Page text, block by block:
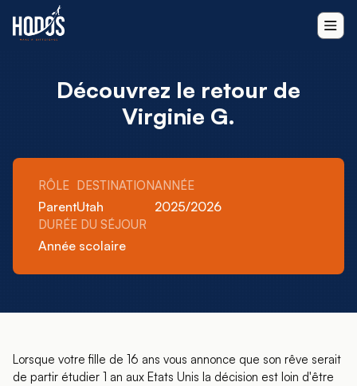
Découvrez le retour de
Virginie G.
RÔLE
Parent
DESTINATION
Utah
ANNÉE
2025/2026
DURÉE DU SÉJOUR
Année scolaire
Lorsque votre fille de 16 ans vous annonce que son rêve serait
de partir étudier 1 an aux Etats Unis la décision est loin d'être